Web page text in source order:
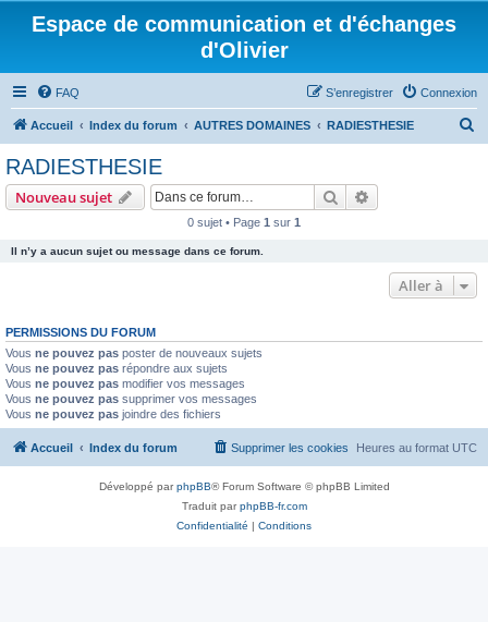
Espace de communication et d'échanges
d'Olivier
FAQ Connexion
S’enregistrer
Accueil Index du forum AUTRES DOMAINES RADIESTHESIE
RADIESTHESIE
Nouveau sujet Rechercher
0 sujet • Page 1 sur 1
Il n’y a aucun sujet ou message dans ce forum.
Aller à
PERMISSIONS DU FORUM
Vous ne pouvez pas poster de nouveaux sujets
Vous ne pouvez pas répondre aux sujets
Vous ne pouvez pas modifier vos messages
Vous ne pouvez pas supprimer vos messages
Vous ne pouvez pas joindre des fichiers
Accueil Index du forum Heures au format UTC
Supprimer les cookies
Développé parphpBB® Forum Software © phpBB Limited
Traduit parphpBB-fr.com
Confidentialité | Conditions